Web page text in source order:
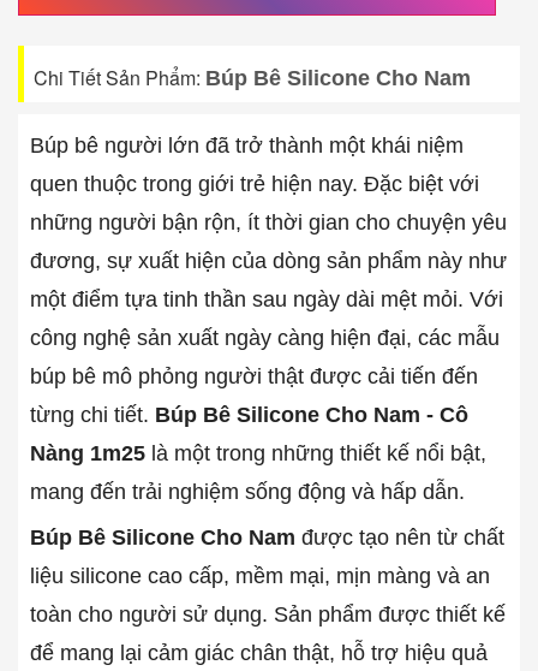
Chi Tiết Sản Phẩm: Búp Bê Silicone Cho Nam
Búp bê người lớn đã trở thành một khái niệm
quen thuộc trong giới trẻ hiện nay. Đặc biệt với
những người bận rộn, ít thời gian cho chuyện yêu
đương, sự xuất hiện của dòng sản phẩm này như
một điểm tựa tinh thần sau ngày dài mệt mỏi. Với
công nghệ sản xuất ngày càng hiện đại, các mẫu
búp bê mô phỏng người thật được cải tiến đến
từng chi tiết. Búp Bê Silicone Cho Nam - Cô
Nàng 1m25 là một trong những thiết kế nổi bật,
mang đến trải nghiệm sống động và hấp dẫn.
Búp Bê Silicone Cho Nam được tạo nên từ chất
liệu silicone cao cấp, mềm mại, mịn màng và an
toàn cho người sử dụng. Sản phẩm được thiết kế
để mang lại cảm giác chân thật, hỗ trợ hiệu quả